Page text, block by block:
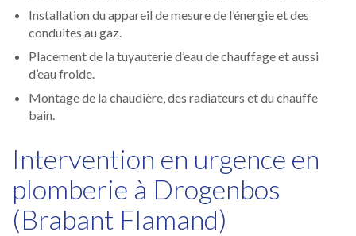
Installation du appareil de mesure de l’énergie et des
conduites au gaz.
Placement de la tuyauterie d’eau de chauffage et aussi
d’eau froide.
Montage de la chaudière, des radiateurs et du chauffe
bain.
Intervention en urgence en
plomberie à Drogenbos
(Brabant Flamand)